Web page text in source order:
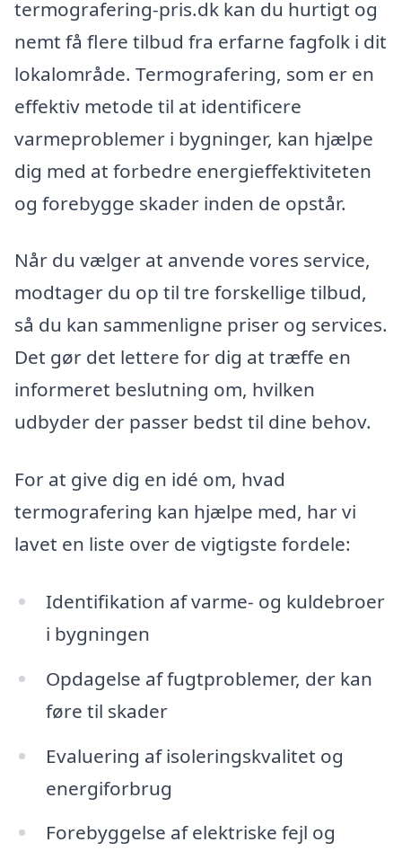
termografering-pris.dk kan du hurtigt og
nemt få flere tilbud fra erfarne fagfolk i dit
lokalområde. Termografering, som er en
effektiv metode til at identificere
varmeproblemer i bygninger, kan hjælpe
dig med at forbedre energieffektiviteten
og forebygge skader inden de opstår.
Når du vælger at anvende vores service,
modtager du op til tre forskellige tilbud,
så du kan sammenligne priser og services.
Det gør det lettere for dig at træffe en
informeret beslutning om, hvilken
udbyder der passer bedst til dine behov.
For at give dig en idé om, hvad
termografering kan hjælpe med, har vi
lavet en liste over de vigtigste fordele:
Identifikation af varme- og kuldebroer
i bygningen
Opdagelse af fugtproblemer, der kan
føre til skader
Evaluering af isoleringskvalitet og
energiforbrug
Forebyggelse af elektriske fejl og